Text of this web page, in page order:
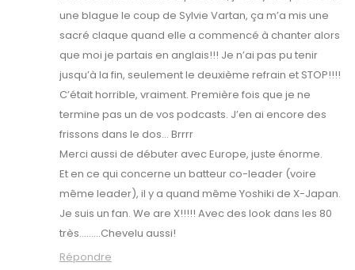
une blague le coup de Sylvie Vartan, ça m’a mis une
sacré claque quand elle a commencé à chanter alors
que moi je partais en anglais!!! Je n’ai pas pu tenir
jusqu’à la fin, seulement le deuxième refrain et STOP!!!!
C’était horrible, vraiment. Première fois que je ne
termine pas un de vos podcasts. J’en ai encore des
frissons dans le dos… Brrrr
Merci aussi de débuter avec Europe, juste énorme.
Et en ce qui concerne un batteur co-leader (voire
même leader), il y a quand même Yoshiki de X-Japan.
Je suis un fan. We are X!!!!! Avec des look dans les 80
très………Chevelu aussi!
Répondre